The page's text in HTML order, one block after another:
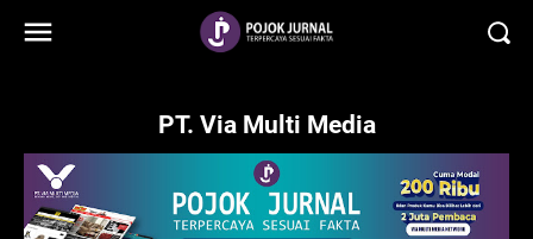
PT. Via Multi Media